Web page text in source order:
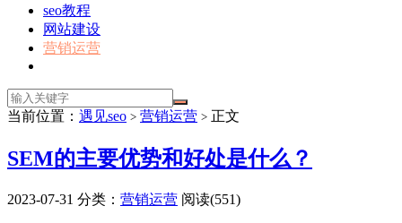
seo教程
网站建设
营销运营
当前位置： 遇见seo > 营销运营 > 正文
SEM的主要优势和好处是什么？
2023-07-31 分类： 营销运营 阅读(551)